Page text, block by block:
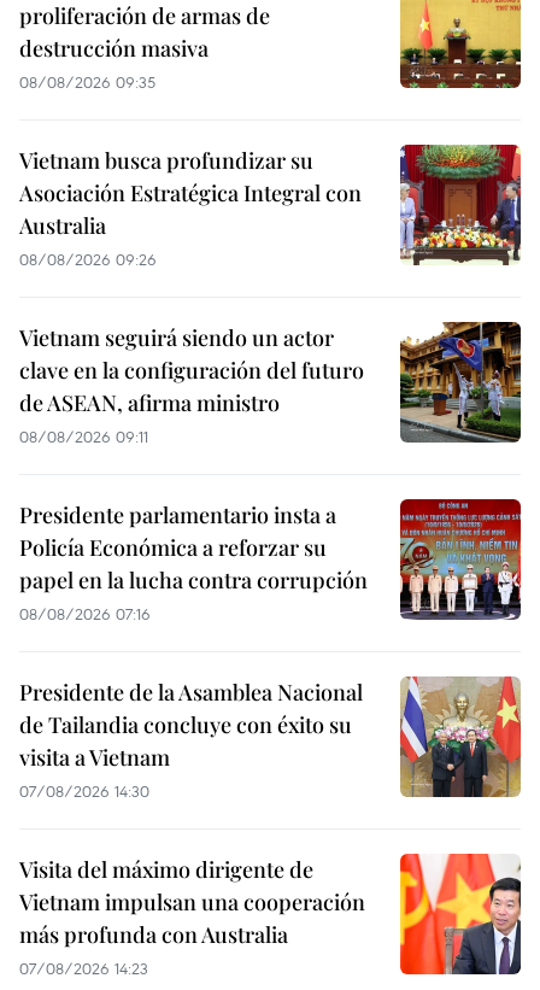
proliferación de armas de
destrucción masiva
08/08/2026 09:35
Vietnam busca profundizar su
Asociación Estratégica Integral con
Australia
08/08/2026 09:26
Vietnam seguirá siendo un actor
clave en la configuración del futuro
de ASEAN, afirma ministro
08/08/2026 09:11
Presidente parlamentario insta a
Policía Económica a reforzar su
papel en la lucha contra corrupción
08/08/2026 07:16
Presidente de la Asamblea Nacional
de Tailandia concluye con éxito su
visita a Vietnam
07/08/2026 14:30
Visita del máximo dirigente de
Vietnam impulsan una cooperación
más profunda con Australia
07/08/2026 14:23